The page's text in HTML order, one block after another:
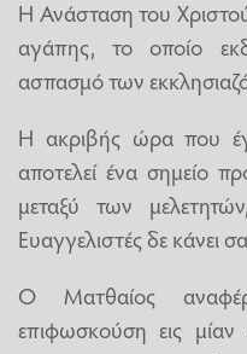
Η Ανάσταση του
αγάπης, το οποίο
ασπασμό των
Η ακριβής ώρα που
αποτελεί ένα σημείο
μεταξύ των
Ευαγγελιστές δε κάνει
Ο Ματθαίος
επιφωσκούση εις μί­αν